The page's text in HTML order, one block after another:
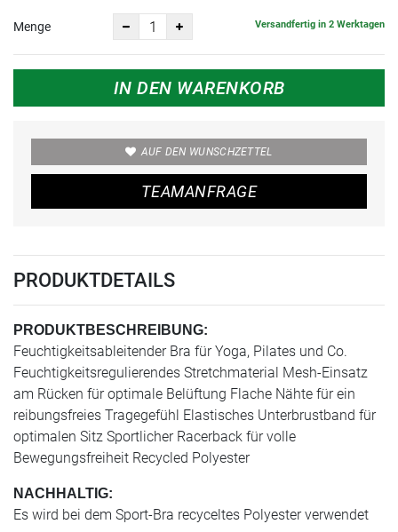
Menge Versandfertig in 2 Werktagen
IN DEN WARENKORB
AUF DEN WUNSCHZETTEL
TEAMANFRAGE
PRODUKTDETAILS
PRODUKTBESCHREIBUNG:
Feuchtigkeitsableitender Bra für Yoga, Pilates und Co.
Feuchtigkeitsregulierendes Stretchmaterial Mesh-Einsatz
am Rücken für optimale Belüftung Flache Nähte für ein
reibungsfreies Tragegefühl Elastisches Unterbrustband für
optimalen Sitz Sportlicher Racerback für volle
Bewegungsfreiheit Recycled Polyester
NACHHALTIG:
Es wird bei dem Sport-Bra recyceltes Polyester verwendet